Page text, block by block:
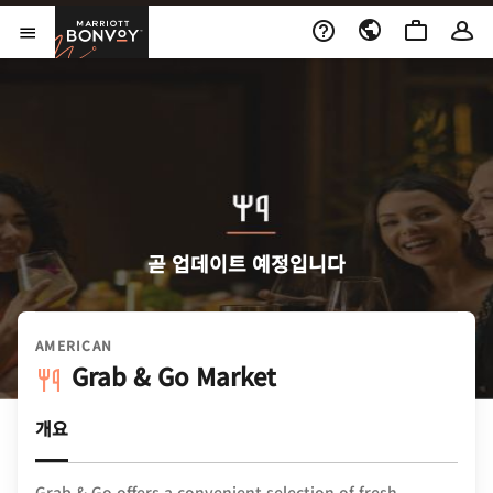
Skip to Content
메뉴 열기
Marriott Bonvoy
곧 업데이트 예정입니다
AMERICAN
Grab & Go Market
개요